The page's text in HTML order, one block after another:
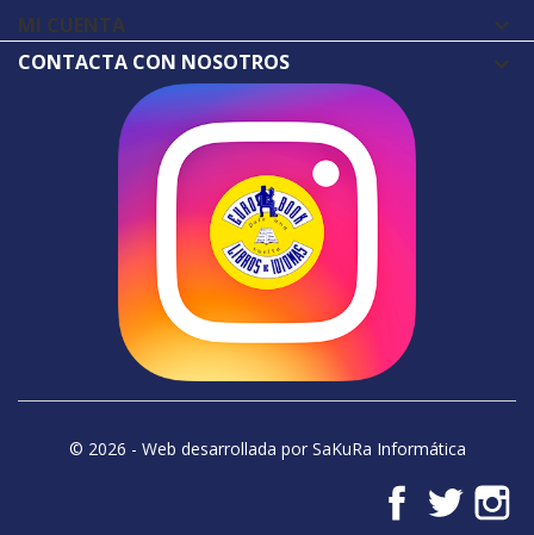
MI CUENTA 
CONTACTA CON NOSOTROS
© 2026 - Web desarrollada por SaKuRa Informática